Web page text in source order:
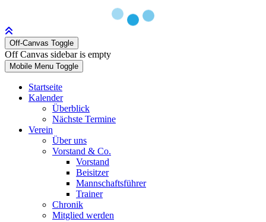
Off-Canvas Toggle
Off Canvas sidebar is empty
Mobile Menu Toggle
Startseite
Kalender
Überblick
Nächste Termine
Verein
Über uns
Vorstand & Co.
Vorstand
Beisitzer
Mannschaftsführer
Trainer
Chronik
Mitglied werden